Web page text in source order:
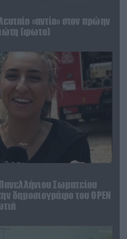
«αντίο» στον πρώην
(φωτο)
Σωματείου
δημοσιογράφο του OPEN